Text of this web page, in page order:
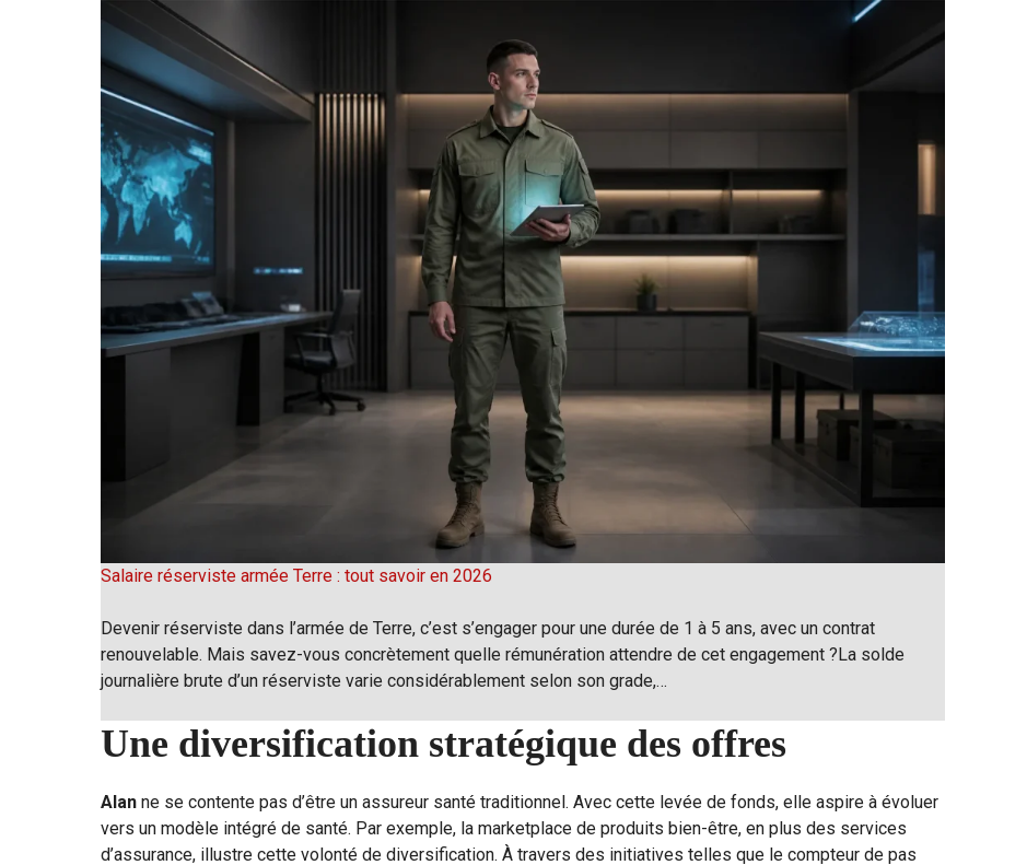
Salaire réserviste armée Terre : tout savoir en 2026
Devenir réserviste dans l’armée de Terre, c’est s’engager pour une durée de 1 à 5 ans, avec un contrat
renouvelable. Mais savez-vous concrètement quelle rémunération attendre de cet engagement ?La solde
journalière brute d’un réserviste varie considérablement selon son grade,…
Une diversification stratégique des offres
Alan ne se contente pas d’être un assureur santé traditionnel. Avec cette levée de fonds, elle aspire à évoluer
vers un modèle intégré de santé. Par exemple, la marketplace de produits bien-être, en plus des services
d’assurance, illustre cette volonté de diversification. À travers des initiatives telles que le compteur de pas